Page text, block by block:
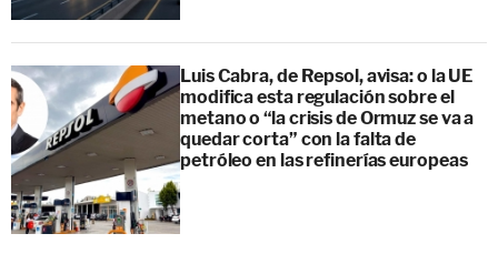
Luis Cabra, de Repsol, avisa: o la UE
modifica esta regulación sobre el
metano o “la crisis de Ormuz se va a
quedar corta” con la falta de
petróleo en las refinerías europeas